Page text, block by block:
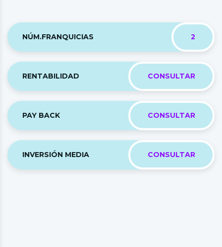
NÚM.FRANQUICIAS 2
RENTABILIDAD CONSULTAR
PAY BACK CONSULTAR
INVERSIÓN MEDIA CONSULTAR